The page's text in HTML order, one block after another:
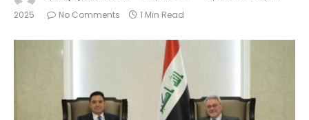
2025
No Comments 1 Min Read